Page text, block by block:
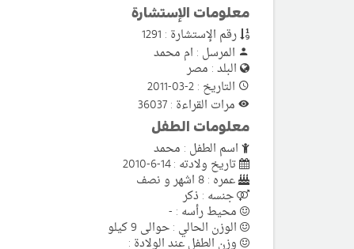
معلومات الإستشارة
رقم الإستشارة : 1291
المرسل : ام محمد
البلد : مصر
التاريخ : 2-03-2011
مرات القراءة : 36037
معلومات الطفل
اسم الطفل : محمد
تاريخ ولادته : 14-6-2010
عمره : 8 اشهر و نصف
جنسه : ذكر
محيط رأسه : -
الوزن الحالي : حوالى 9 كيلو
وزن الطفل عند الولادة :